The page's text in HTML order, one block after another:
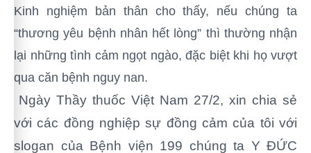
Kinh nghiệm bản thân cho thấy, nếu chúng ta
“thương yêu bệnh nhân hết lòng” thì thường nhận
lại những tình cảm ngọt ngào, đặc biệt khi họ vượt
qua căn bệnh nguy nan.
Ngày Thầy thuốc Việt Nam 27/2, xin chia sẻ
với các đồng nghiệp sự đồng cảm của tôi với
slogan của Bệnh viện 199 chúng ta Y ĐỨC